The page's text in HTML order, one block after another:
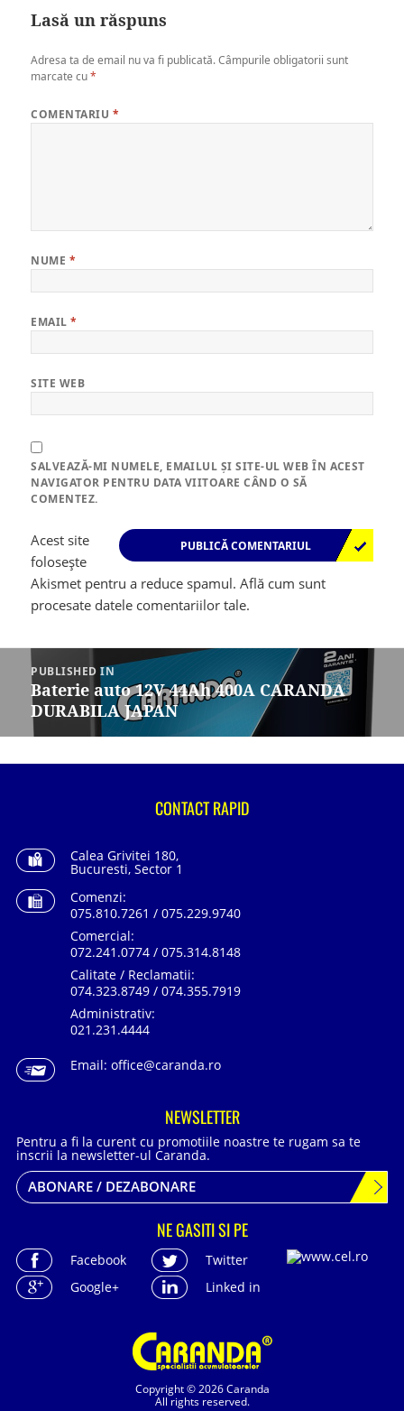
Lasă un răspuns
Adresa ta de email nu va fi publicată. Câmpurile obligatorii sunt
marcate cu*
COMENTARIU *
NUME *
EMAIL*
SITE WEB
SALVEAZĂ-MI NUMELE, EMAILUL ȘI SITE-UL WEB ÎN ACEST
NAVIGATOR PENTRU DATA VIITOARE CÂND O SĂ
COMENTEZ.
Acest site
folosește
Akismet pentru a reduce spamul.Află cum sunt
procesate datele comentariilor tale.
Navigare
articole
PUBLISHED IN
Baterie auto 12V 44Ah 400A CARANDA
DURABILA JAPAN
Copyright © 2026 Caranda
All rights reserved.
CONTACT RAPID
Calea Grivitei 180,
Bucuresti, Sector 1
Comenzi:
075.810.7261 / 075.229.9740
Comercial:
072.241.0774 / 075.314.8148
Calitate / Reclamatii:
074.323.8749 / 074.355.7919
Administrativ:
021.231.4444
Email: office@caranda.ro
NEWSLETTER
Pentru a fi la curent cu promotiile noastre te rugam sa te
inscrii la newsletter-ul Caranda.
ABONARE / DEZABONARE
NE GASITI SI PE
Facebook
Twitter
Google+
Linked in